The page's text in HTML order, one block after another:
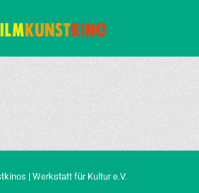
| Werkstatt für Kultur e.V.